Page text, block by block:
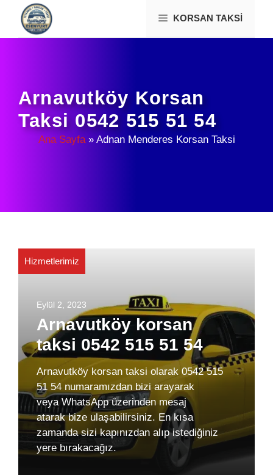
İçeriğe
KORSAN TAKSI
Arnavutköy Korsan
Taksi 0542 515 51 54
Ana Sayfa» Adnan Menderes Korsan Taksi
Hizmetlerimiz
Eylül 2, 2023
Arnavutköy korsan
taksi 0542 515 51 54
Arnavutköy korsan taksi olarak 0542 515
51 54 numaramızdan bizi arayarak
veya WhatsApp üzerinden mesaj
atarak bize ulaşabilirsiniz. En kısa
zamanda sizi kapınızdan alıp istediğiniz
yere bırakacağız.